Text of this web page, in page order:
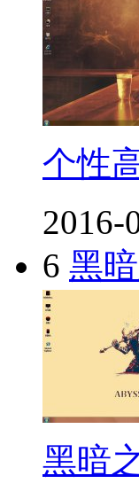
个性
2016-
6 黑
黑暗